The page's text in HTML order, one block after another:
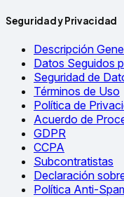
Seguridad y Privacidad
Descripción
Datos Seguidos
Seguridad de
Términos de Uso
Política de
Acuerdo de
GDPR
CCPA
Subcontratistas
Declaración
Política Anti-